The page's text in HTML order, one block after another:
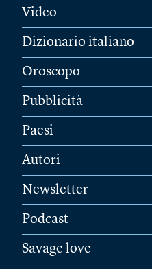
Video
Dizionario italiano
Oroscopo
Pubblicità
Paesi
Autori
Newsletter
Podcast
Savage love